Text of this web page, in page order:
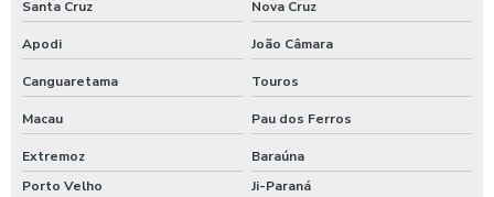
Santa Cruz Nova Cruz
Apodi João Câmara
Canguaretama Touros
Macau Pau dos Ferros
Extremoz
Baraúna
Porto Velho
Ji-Paraná